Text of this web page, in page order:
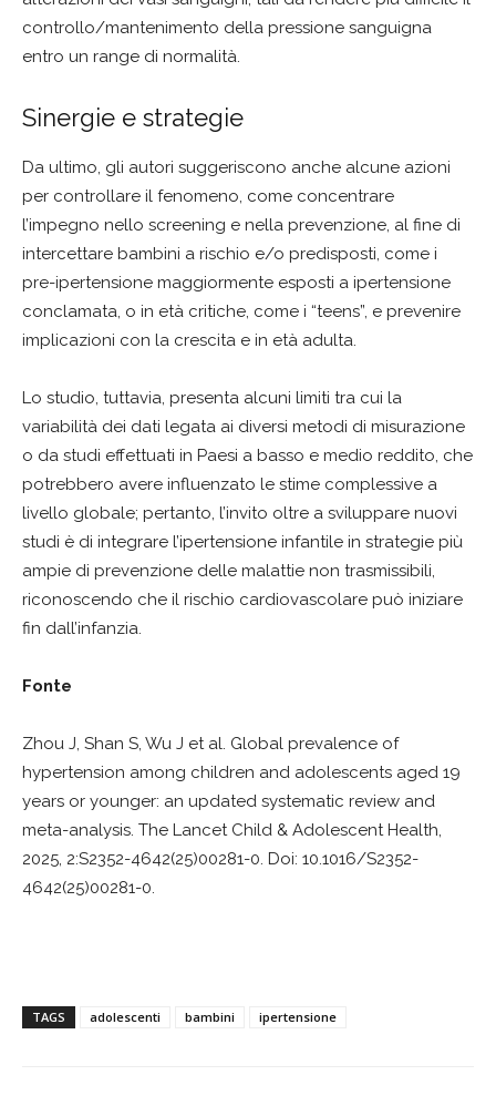
controllo/mantenimento della pressione sanguigna
entro un range di normalità.
Sinergie e strategie
Da ultimo, gli autori suggeriscono anche alcune azioni
per controllare il fenomeno, come concentrare
l’impegno nello screening e nella prevenzione, al fine di
intercettare bambini a rischio e/o predisposti, come i
pre-ipertensione maggiormente esposti a ipertensione
conclamata, o in età critiche, come i “teens”, e prevenire
implicazioni con la crescita e in età adulta.
Lo studio, tuttavia, presenta alcuni limiti tra cui la
variabilità dei dati legata ai diversi metodi di misurazione
o da studi effettuati in Paesi a basso e medio reddito, che
potrebbero avere influenzato le stime complessive a
livello globale; pertanto, l’invito oltre a sviluppare nuovi
studi è di integrare l’ipertensione infantile in strategie più
ampie di prevenzione delle malattie non trasmissibili,
riconoscendo che il rischio cardiovascolare può iniziare
fin dall’infanzia.
Fonte
Zhou J, Shan S, Wu J et al. Global prevalence of
hypertension among children and adolescents aged 19
years or younger: an updated systematic review and
meta-analysis. The Lancet Child & Adolescent Health,
2025, 2:S2352-4642(25)00281-0. Doi: 10.1016/S2352-
4642(25)00281-0.
TAGS adolescenti bambini ipertensione